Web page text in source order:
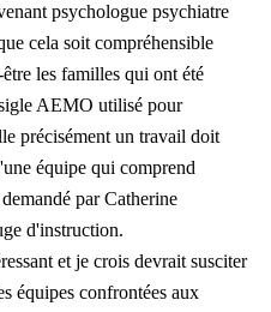
psychologue psychiatre
cela soit compréhensible
les familles qui ont été
AEMO utilisé pour
précisément un travail doit
équipe qui comprend
par Catherine
d'instruction.
et je crois devrait susciter
équipes confrontées aux